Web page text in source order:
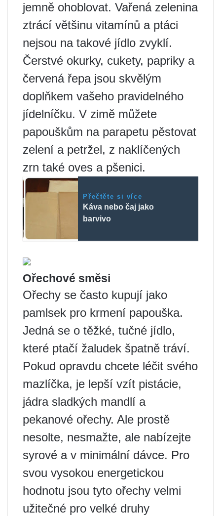
jemně ohoblovat. Vařená zelenina
ztrácí většinu vitamínů a ptáci
nejsou na takové jídlo zvyklí.
Čerstvé okurky, cukety, papriky a
červená řepa jsou skvělým
doplňkem vašeho pravidelného
jídelníčku. V zimě můžete
papouškům na parapetu pěstovat
zelení a petržel, z naklíčených
zrn také oves a pšenici.
Přečtěte si více
Káva nebo čaj jako
barvivo
Ořechové směsi
Ořechy se často kupují jako
pamlsek pro krmení papouška.
Jedná se o těžké, tučné jídlo,
které ptačí žaludek špatně tráví.
Pokud opravdu chcete léčit svého
mazlíčka, je lepší vzít pistácie,
jádra sladkých mandlí a
pekanové ořechy. Ale prostě
nesolte, nesmažte, ale nabízejte
syrové a v minimální dávce. Pro
svou vysokou energetickou
hodnotu jsou tyto ořechy velmi
užitečné pro velké druhy